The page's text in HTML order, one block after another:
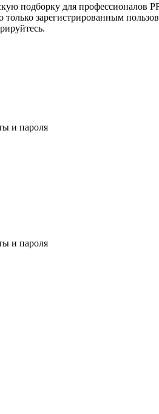
подборку для профессионалов
зарегистрированным
и пароля
и пароля